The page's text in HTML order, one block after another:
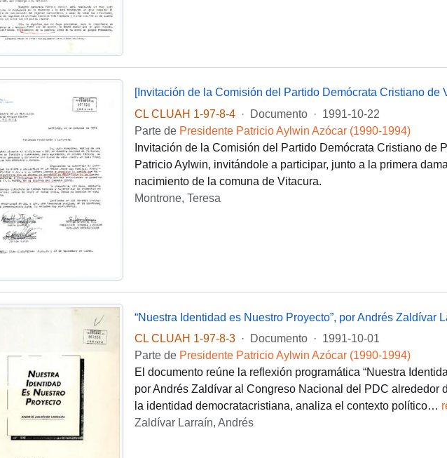
CL CLUAH 1-97-8-4
· Documento · 1991-10-22
Parte de Presidente Patricio Aylwin Azócar (1990-1994)
Invitación de la Comisión del Partido Demócrata Cristiano de
Patricio Aylwin, invitándole a participar, junto a la primera
nacimiento de la comuna de Vitacura.
Montrone, Teresa
“Nuestra Identidad es Nuestro Proyecto”, por Andrés Zaldívar
CL CLUAH 1-97-8-3
· Documento · 1991-10-01
Parte de Presidente Patricio Aylwin Azócar (1990-1994)
El documento reúne la reflexión programática “Nuestra
por Andrés Zaldívar al Congreso Nacional del PDC alrededor
la identidad democratacristiana, analiza el contexto político…
Zaldívar Larraín, Andrés